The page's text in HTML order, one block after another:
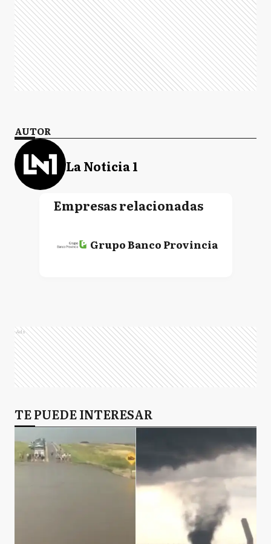
AUTOR
La Noticia 1
Empresas relacionadas
Grupo Banco Provincia
Ads
TE PUEDE INTERESAR